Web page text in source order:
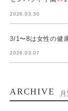
2026.03.30
3/1〜8は女性の健
2026.03.07
ARCHIVE